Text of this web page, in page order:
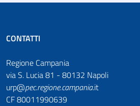
CONTATTI
Regione Campania
via S. Lucia 81 - 80132 Napoli
urp@pec.regione.campania.it
CF 80011990639